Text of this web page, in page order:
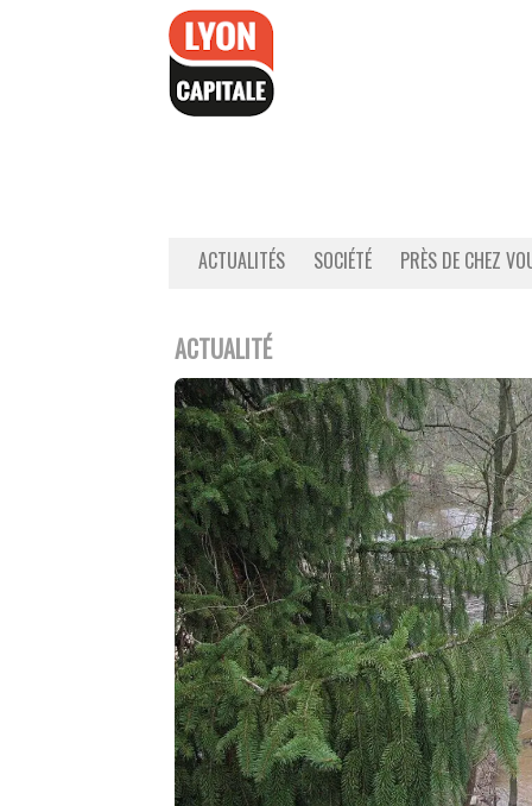
ACTUALITÉS SOCIÉTÉ PRÈS DE CHEZ
ACTUALITÉ